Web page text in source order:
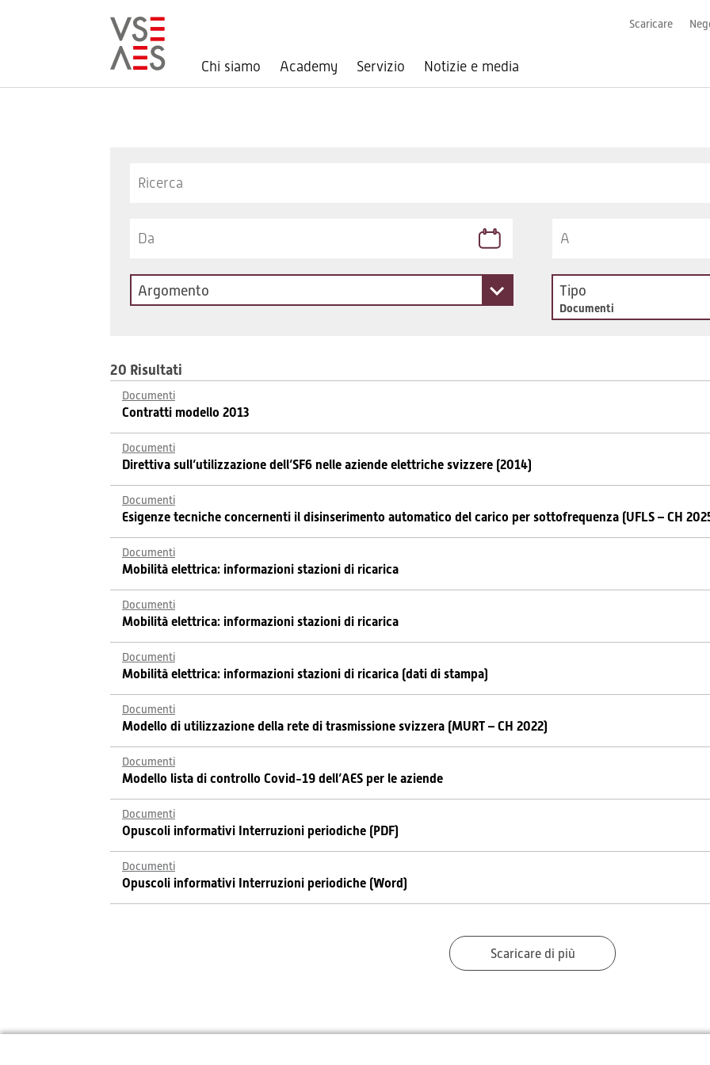
Chi siamo Academy Servizio Notizie e media
Scaricare
Argomento Tipo
Documenti
20 Risultati
Documenti
Contratti modello 2013
Documenti
Direttiva sull’utilizzazione dell’SF6 nelle aziende elettriche svizzere (2014)
Documenti
Esigenze tecniche concernenti il disinserimento automatico del carico per sottofrequenza (UFLS – CH
Documenti
Mobilità elettrica: informazioni stazioni di ricarica
Documenti
Mobilità elettrica: informazioni stazioni di ricarica
Documenti
Mobilità elettrica: informazioni stazioni di ricarica (dati di stampa)
Documenti
Modello di utilizzazione della rete di trasmissione svizzera (MURT – CH 2022)
Documenti
Modello lista di controllo Covid-19 dell’AES per le aziende
Documenti
Opuscoli informativi Interruzioni periodiche (PDF)
Documenti
Opuscoli informativi Interruzioni periodiche (Word)
Scaricare di più